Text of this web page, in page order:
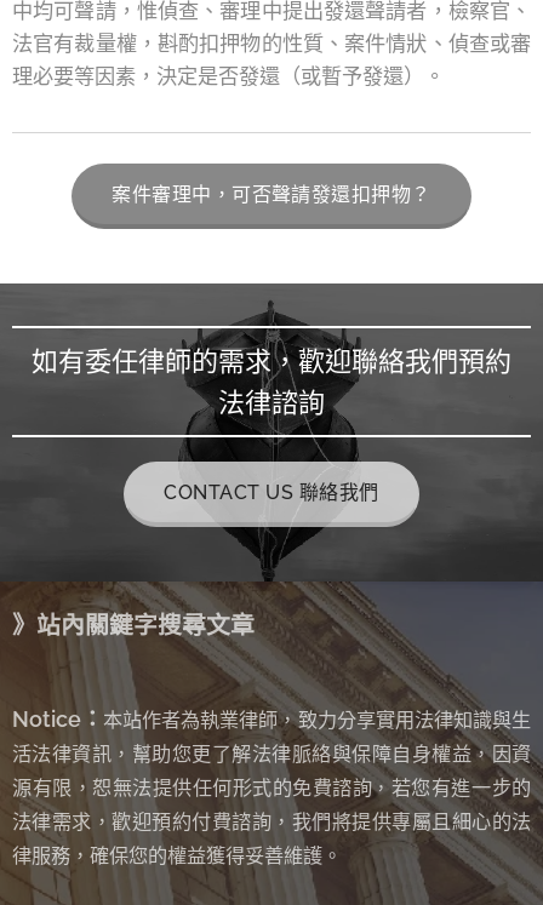
中均可聲請，惟偵查、審理中提出發還聲請者，檢察官、
法官有裁量權，斟酌扣押物的性質、案件情狀、偵查或審
理必要等因素，決定是否發還（或暫予發還）。
案件審理中，可否聲請發還扣押物？
如有委任律師的需求，歡迎聯絡我們預約
法律諮詢
CONTACT US 聯絡我們
》站內關鍵字搜尋文章
Notice： 本站作者為執業律師，致力分享實用法律知識與生
活法律資訊，幫助您更了解法律脈絡與保障自身權益，因資
源有限，恕無法提供任何形式的免費諮詢， 若您有進一步的
法律需求，歡迎預約付費諮詢，我們將提供專屬且細心的法
律服務，確保您的權益獲得妥善維護。